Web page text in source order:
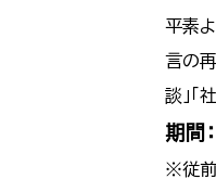
平素
言の
談」
期間
※従前